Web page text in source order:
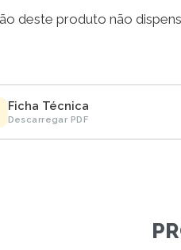
deste produto não
Ficha Técnica
Descarregar PDF